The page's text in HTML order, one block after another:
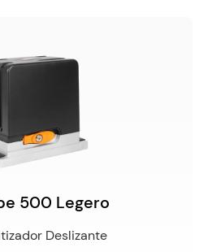
500 Legero
Deslizante